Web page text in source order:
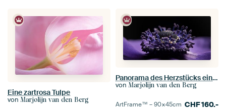
Eine zartrosa Tulpe
von Marjolijn van den Berg
Panorama des Herzstücks einer Purpuranemone
von Marjolijn van den Berg
ArtFrame™ –90×45cm CHF160.-